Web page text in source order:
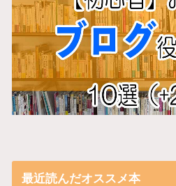
最近読んだオススメ本